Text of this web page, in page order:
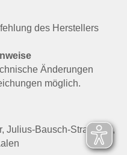
des Herstellers
Änderungen
möglich.
Julius-Bausch-Straße 37,